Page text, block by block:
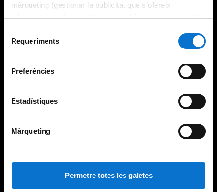
màrqueting (gestionar la publicitat que s’ofereix
adequant-la en funció dels vostres hàbits de navegació).
consultar laPolítica de galetes del lloc web de la
Requeriments
Preferències
Estadístiques
Màrqueting
Permetre totes les galetes